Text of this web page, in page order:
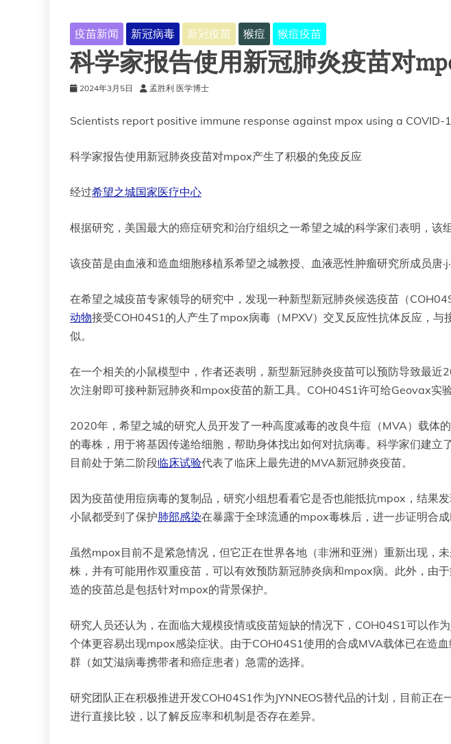
疫苗新闻 新冠病毒 新冠疫苗 猴痘 猴痘疫苗
科学家报告使用新冠肺炎疫苗对
2024年3月5日 孟胜利 医学博士
Scientists report positive immune response against mpox using a COVID-
科学家报告使用新冠肺炎疫苗对mpox产生了积极的免疫反应
经过希望之城国家医疗中心
根据研究，美国最大的癌症研究和治疗组织之一希望之城的科学家们表明，
该疫苗是由血液和造血细胞移植系希望之城教授、血液恶性肿瘤研究所成员唐
在希望之城疫苗专家领导的研究中，发现一种新型新冠肺炎候选疫苗（
动物接受COH04S1的人产生了mpox病毒（MPXV）交叉反应性抗体反应，
似。
在一个相关的小鼠模型中，作者还表明，新型新冠肺炎疫苗可以预防导致最
次注射即可接种新冠肺炎和mpox疫苗的新工具。COH04S1许可给Geovax实
2020年，希望之城的研究人员开发了一种高度减毒的改良牛痘（MVA）载体
的毒株，用于将基因传递给细胞，帮助身体找出如何对抗病毒。科学家们建
目前处于第二阶段临床试验代表了临床上最先进的MVA新冠肺炎疫苗。
因为疫苗使用痘病毒的复制品，研究小组想看看它是否也能抵抗mpox，结果
小鼠都受到了保护肺部感染在暴露于全球流通的mpox毒株后，进一步证明合
虽然mpox目前不是紧急情况，但它正在世界各地（非洲和亚洲）重新出现，
株，并有可能用作双重疫苗，可以有效预防新冠肺炎病和mpox病。此外，由
造的疫苗总是包括针对mpox的背景保护。
研究人员还认为，在面临大规模疫情或疫苗短缺的情况下，COH04S1可以作
个体更容易出现mpox感染症状。由于COH04S1使用的合成MVA载体已在造
群（如艾滋病毒携带者和癌症患者）急需的选择。
研究团队正在积极推进开发COH04S1作为JYNNEOS替代品的计划，目前正
进行直接比较，以了解反应率和机制是否存在差异。